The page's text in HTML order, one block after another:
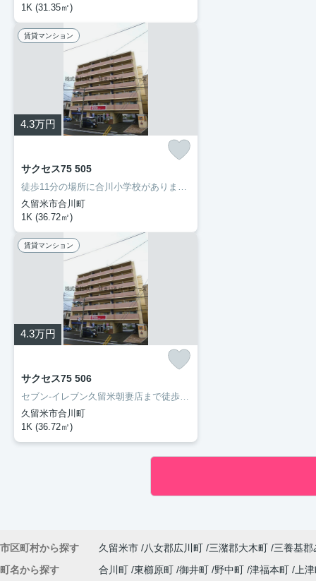
1K (31.35㎡)
賃貸マンション
4.3万円
サクセス75 505
徒歩11分の場所に合川小学校があります。部外者の侵入を抑止するオートロック機能で、女性でも安心して暮らすことができます。初期費用のカード決済ができます。駐車場がご利用いただける物件です。久留米市や久大本線久留米大学前付近での新生活をご検討するなら、当社でお部屋探しをしてください。まずはお問い合わせからお待ちしております。
久留米市合川町
1K (36.72㎡)
賃貸マンション
4.3万円
サクセス75 506
セブン-イレブン久留米朝妻店まで徒歩2分と近場にコンビニがあるのもポイント。お手入れしやすいように工夫されているので綺麗な状態を保ちやすい洗面化粧台が付いています。マンションタイプのお部屋です。住まい探しの際には、実際に住んでみた時のことを想像しながら進めていくことが大事です。より良い住まいをご提供致します。
久留米市合川町
1K (36.72㎡)
市区町村から探す 久留米市 八女郡広川町 三潴郡大木町 三養基
町名から探す
合川町 東櫛原町 御井町 野中町 津福本町
上